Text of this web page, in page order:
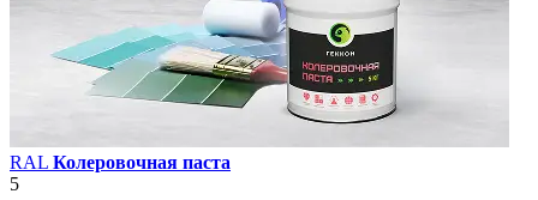
RAL Колеровочная паста
5